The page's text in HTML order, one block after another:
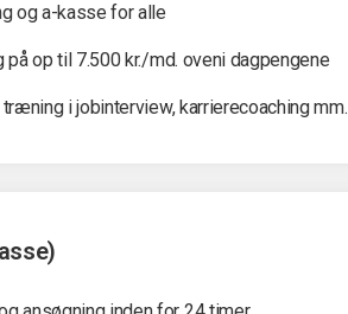
og a-kasse for alle
på op til 7.500 kr./md. oveni dagpengene
i jobinterview, karrierecoaching mm.